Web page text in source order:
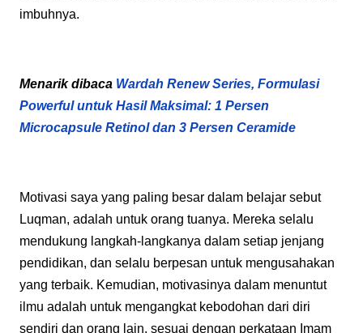
imbuhnya.
Menarik dibaca Wardah Renew Series, Formulasi
Powerful untuk Hasil Maksimal: 1 Persen
Microcapsule Retinol dan 3 Persen Ceramide
Motivasi saya yang paling besar dalam belajar sebut
Luqman, adalah untuk orang tuanya. Mereka selalu
mendukung langkah-langkanya dalam setiap jenjang
pendidikan, dan selalu berpesan untuk mengusahakan
yang terbaik. Kemudian, motivasinya dalam menuntut
ilmu adalah untuk mengangkat kebodohan dari diri
sendiri dan orang lain, sesuai dengan perkataan Imam